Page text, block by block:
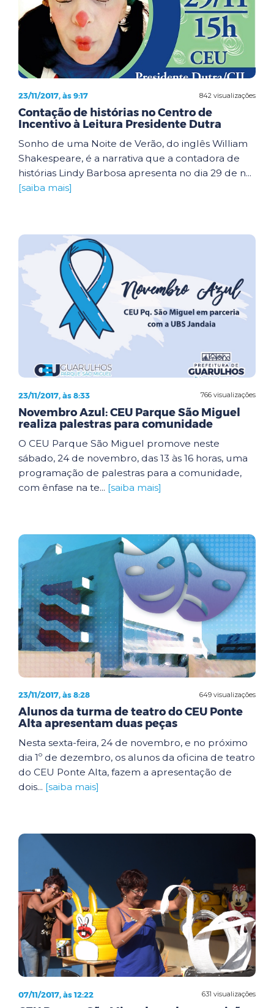
842 visualizações
23/11/2017, às 9:17
Contação de histórias no Centro de
Incentivo à Leitura Presidente Dutra
Sonho de uma Noite de Verão, do inglês William
Shakespeare, é a narrativa que a contadora de
histórias Lindy Barbosa apresenta no dia 29 de n...
[saiba mais]
766 visualizações
23/11/2017, às 8:33
Novembro Azul: CEU Parque São Miguel
realiza palestras para comunidade
O CEU Parque São Miguel promove neste
sábado, 24 de novembro, das 13 às 16 horas, uma
programação de palestras para a comunidade,
com ênfase na te... [saiba mais]
649 visualizações
23/11/2017, às 8:28
Alunos da turma de teatro do CEU Ponte
Alta apresentam duas peças
Nesta sexta-feira, 24 de novembro, e no próximo
dia 1º de dezembro, os alunos da oficina de teatro
do CEU Ponte Alta, fazem a apresentação de
dois... [saiba mais]
631 visualizações
07/11/2017, às 12:22